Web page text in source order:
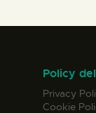
Policy
Privacy
Cookie